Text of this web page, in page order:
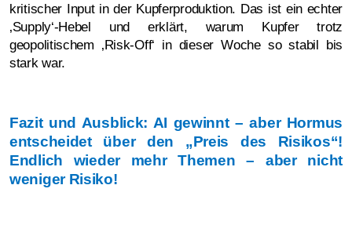
kritischer Input in der Kupferproduktion. Das ist ein echter
‚Supply‘-Hebel und erklärt, warum Kupfer trotz
geopolitischem ‚Risk-Off‘ in dieser Woche so stabil bis
stark war.
Fazit und Ausblick: AI gewinnt – aber Hormus
entscheidet über den „Preis des Risikos“!
Endlich wieder mehr Themen – aber nicht
weniger Risiko!